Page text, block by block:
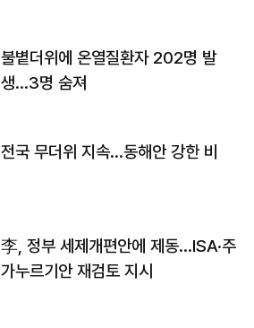
불볕더위에 온열질환자 202명 발
생…3명 숨져
전국 무더위 지속…동해안 강한 비
李, 정부 세제개편안에 제동…ISA·주
가누르기안 재검토 지시